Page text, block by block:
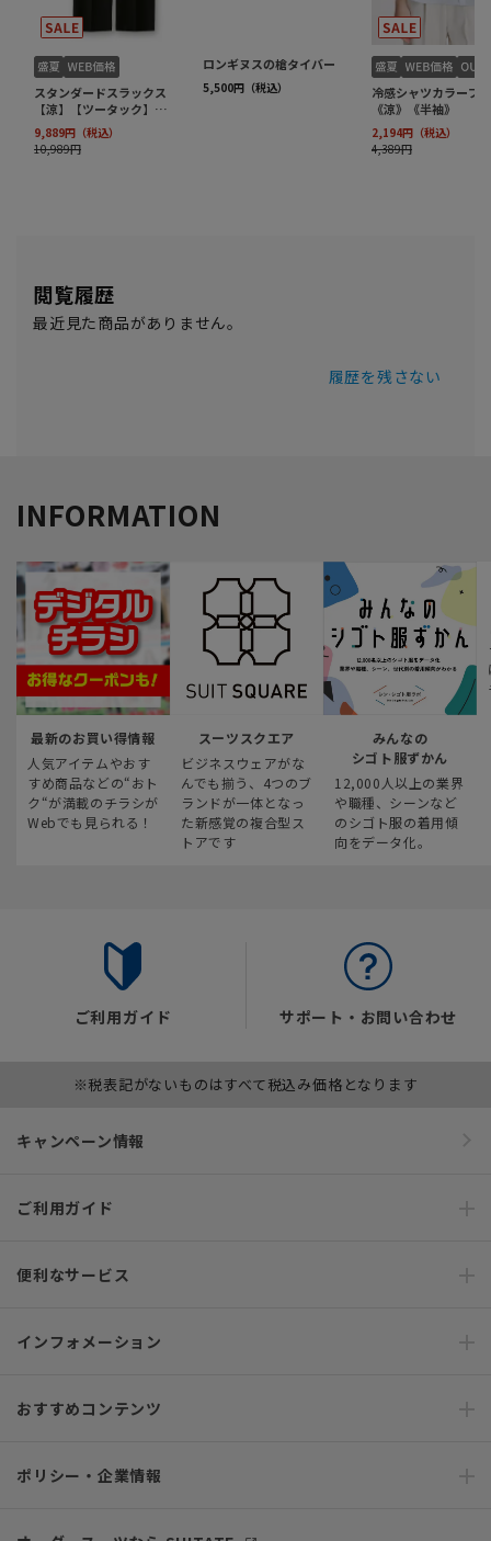
閲覧履歴
最近見た商品がありません。
履歴を残さない
INFORMATION
最新のお買い得情報
人気アイテムやおす
すめ商品などの“おト
ク“が満載のチラシが
Webでも見られる！
スーツスクエア
ビジネスウェアがな
んでも揃う、4つのブ
ランドが一体となっ
た新感覚の複合型ス
トアです
みんなの
シゴト服ずかん
12,000人以上の業界
や職種、シーンなど
のシゴト服の着用傾
向をデータ化。
ご利用ガイド サポート・お問い合わせ
※税表記がないものはすべて税込み価格となります
キャンペーン情報
ご利用ガイド
便利なサービス
インフォメーション
おすすめコンテンツ
ポリシー・企業情報